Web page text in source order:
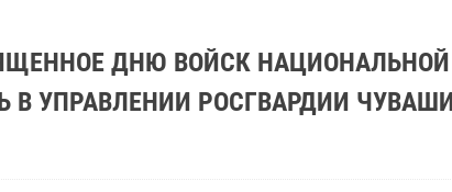
ДНЮ ВОЙСК НАЦИОНАЛЬНОЙ
В УПРАВЛЕНИИ РОСГВАРДИИ